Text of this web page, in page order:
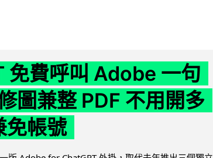
免費呼叫 Adobe 一句
圖兼整 PDF 不用開多
免帳號